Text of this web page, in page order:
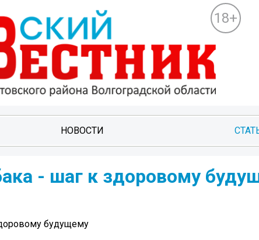
18+
НОВОСТИ
- шаг к здоровому
будущему